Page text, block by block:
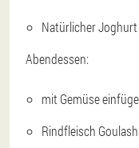
Natürlicher
Abendessen:
mit Gemüse
Rindfleisch